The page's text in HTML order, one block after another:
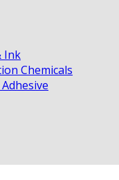
Ink
Chemicals